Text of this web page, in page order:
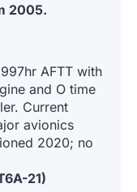
2005.
AFTT with
and O time
Current
avionics
2020; no
21)